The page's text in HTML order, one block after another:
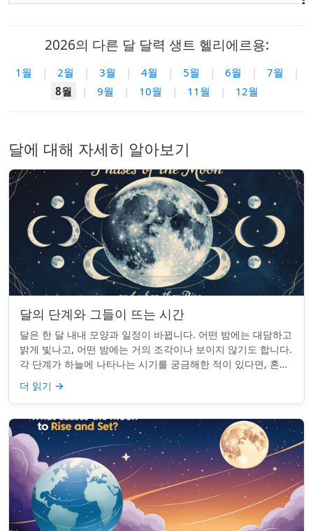
2026의 다른 달 달력 생트 헬리에르용:
1월 | 2월 | 3월 | 4월 | 5월 | 6월 | 7월
|
8월
| 9월 | 10월 | 11월 | 12월
달에 대해 자세히 알아보기
달의 단계와 그들이 뜨는 시간
달은 한 달 내내 모양과 일정이 바뀝니다. 어떤 밤에는 대담하고
밝게 빛나고, 어떤 밤에는 거의 조각이나 보이지 않기도 합니다.
각 단계가 하늘에 나타나는 시기를 궁금해한 적이 있다면, 혼자
가 아닙니다. 사실 그 타...
더 읽기 →